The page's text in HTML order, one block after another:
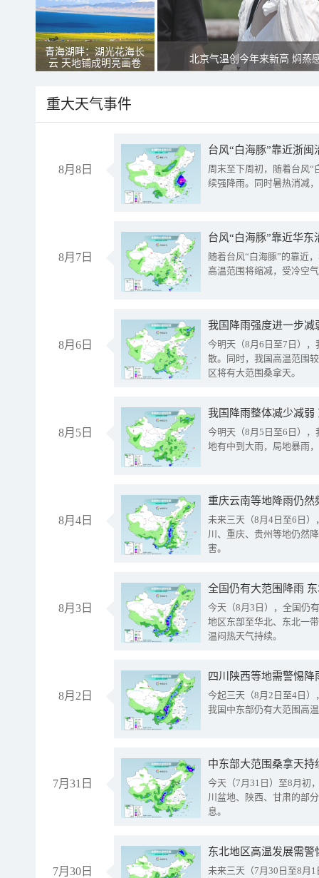
青海湖畔：湖光花海长
云 天地铺成明亮画卷
北京气温创今年来新高 焖蒸
重大天气事件
8月8日
台风“白海豚”靠近浙
周末至下周初，随着台风“
续强降雨。同时暑热消减
8月7日
台风“白海豚”靠近华
随着台风“白海豚”的靠近
高温范围将缩减，受冷空
8月6日
今明天（8月6日至7日）
散。同时，我国高温范围
区将有大范围桑拿天。
8月5日
我国降雨整体减少减弱
今明天（8月5日至6日）
地有中到大雨，局地暴雨
8月4日
重庆云南等地降雨仍然
未来三天（8月4日至6日
川、重庆、贵州等地仍然
害。
8月3日
全国仍有大范围降雨
今天（8月3日），全国仍
地区东部至华北、东北一
温闷热天气持续。
8月2日
今起三天（8月2日至4日
我国中东部仍有大范围高
7月31日
中东部大范围桑拿天
今天（7月31日）至8月初
川盆地、陕西、甘肃的部
息。
7月30日
东北地区高温发展需
未来三天（7月30日至8月